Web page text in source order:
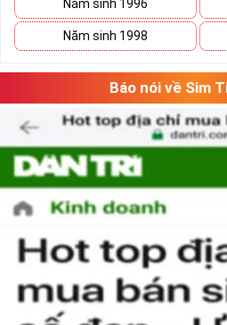
Năm sinh 1996
Năm sinh 1998
Báo nói về Sim